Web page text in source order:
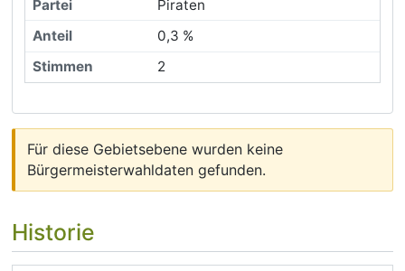
Piraten
0,3 %
2
Für diese Gebietsebene wurden keine
Bürgermeisterwahldaten gefunden.
Historie